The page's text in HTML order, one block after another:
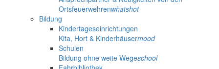
Ortsfeuerwehrenwhatshot
Bildung
Kindertageseinrichtungen
Kita, Hort & Kinderhäusermood
Schulen
Bildung ohne weite Wegeschool